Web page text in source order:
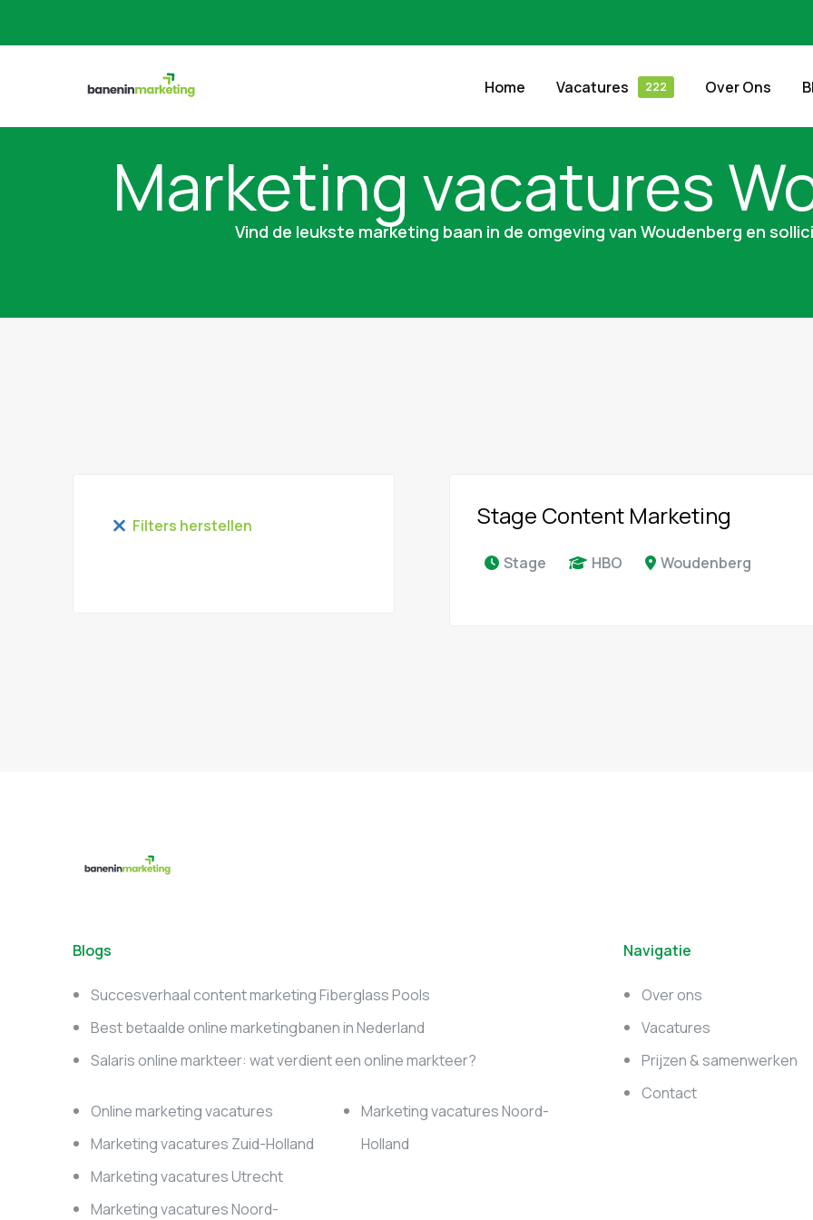
Home Vacatures Over Ons
Marketing vacatures
Vind de leukste marketing baan in de omgeving van Woudenberg en
Filters herstellen Stage Content Marketing
Stage HBO Woudenberg
Blogs
Succesverhaal content marketing Fiberglass Pools
Best betaalde online marketingbanen in Nederland
Salaris online markteer: wat verdient een online markteer?
Online marketing vacatures
Marketing vacatures Zuid-Holland
Marketing vacatures Utrecht
Marketing vacatures Noord-
Marketing vacatures Noord-
Holland
Navigatie
Over ons
Vacatures
Prijzen & samenwerken
Contact